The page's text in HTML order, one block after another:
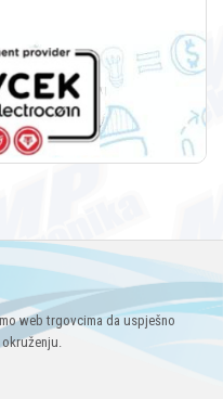
web trgovcima da uspješno